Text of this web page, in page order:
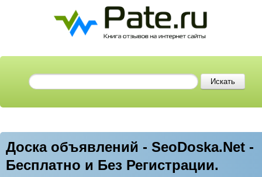
Доска объявлений - SeoDoska.Net -
Бесплатно и Без Регистрации.